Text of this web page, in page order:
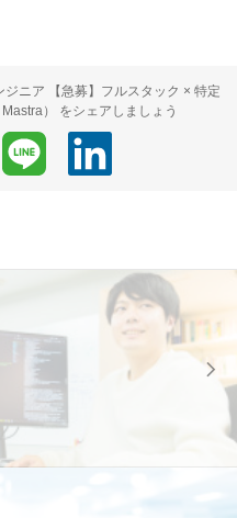
ニア 【急募】フルスタック × 特定
） をシェアしましょう